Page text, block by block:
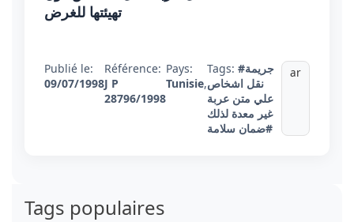
تهيئتها للغرض
Publié le:
09/07/1998
Référence:
J P
28796/1998
Pays:
Tunisie,
Tags: #جريمة
نقل اشخاص
علي متن عربة
غير معدة لذلك
#ضمان سلامة
ar
Tags populaires